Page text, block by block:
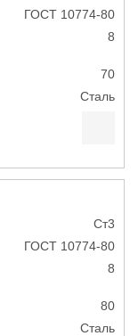
ГОСТ 10774-80
8
70
Сталь
Ст3
ГОСТ 10774-80
8
80
Сталь